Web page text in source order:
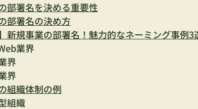
部署名を決める重要性
部署名の決め方
】新規事業の部署名！魅力的なネーミング事例3
業界
界
界
組織体制の例
組織